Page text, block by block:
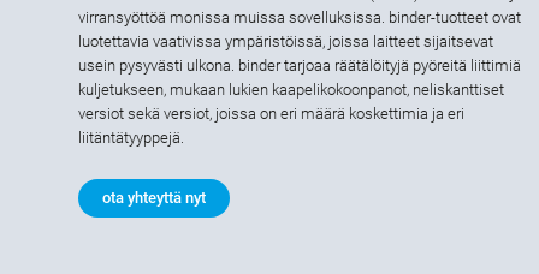
virransyöttöä monissa muissa sovelluksissa. binder-tuotteet ovat
luotettavia vaativissa ympäristöissä, joissa laitteet sijaitsevat
usein pysyvästi ulkona. binder tarjoaa räätälöityjä pyöreitä liittimiä
kuljetukseen, mukaan lukien kaapelikokoonpanot, neliskanttiset
versiot sekä versiot, joissa on eri määrä koskettimia ja eri
liitäntätyyppejä.
ota yhteyttä nyt